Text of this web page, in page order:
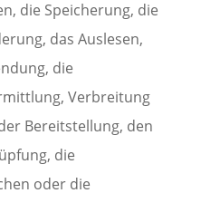
die Speicherung, die
das Auslesen,
die
Verbreitung
Bereitstellung, den
die
oder die